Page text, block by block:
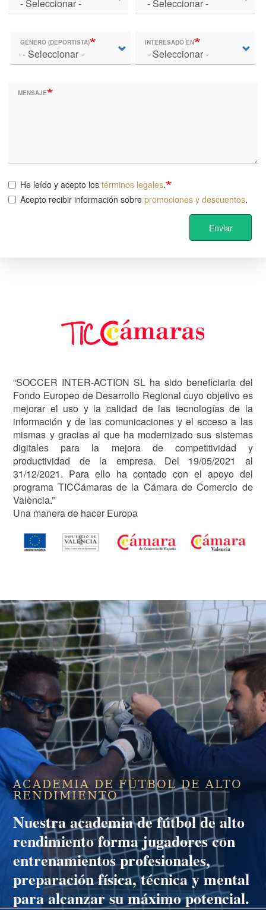
GÉNERO (DEPORTISTA) INTERESADO EN
MENSAJE
He leído y acepto los términos legales.
Acepto recibir información sobre promociones y descuentos.
Enviar
“SOCCER INTER-ACTION SL ha sido beneficiaria del
Fondo Europeo de Desarrollo Regional cuyo objetivo es
mejorar el uso y la calidad de las tecnologías de la
información y de las comunicaciones y el acceso a las
mismas y gracias al que ha modernizado sus sistemas
digitales para la mejora de competitividad y
productividad de la empresa. Del 19/05/2021 al
31/12/2021. Para ello ha contado con el apoyo del
programa TICCámaras de la Cámara de Comercio de
València.”
Una manera de hacer Europa
Image
ACADEMIA DE FÚTBOL DE ALTO
RENDIMIENTO
Nuestraacademia de fútbol de alto
rendimientoforma jugadores con
entrenamientos profesionales,
preparación física, técnica y mental
para alcanzar su máximo potencial.